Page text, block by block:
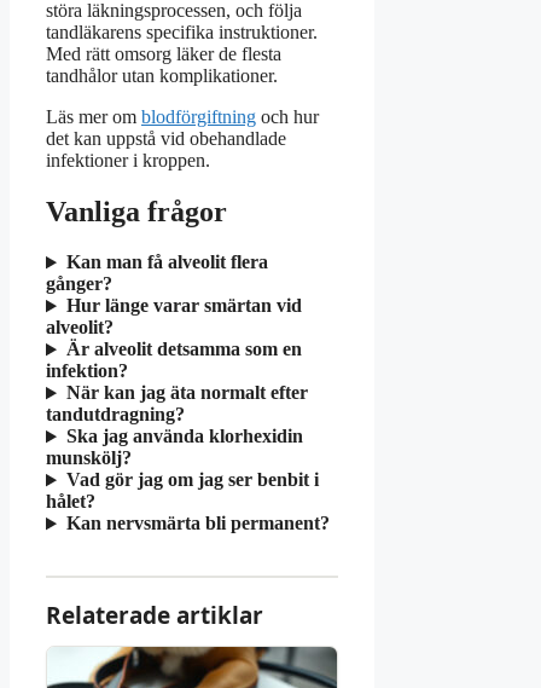
störa läkningsprocessen, och följa
tandläkarens specifika instruktioner.
Med rätt omsorg läker de flesta
tandhålor utan komplikationer.
Läs mer om blodförgiftning och hur
det kan uppstå vid obehandlade
infektioner i kroppen.
Vanliga frågor
Kan man få alveolit flera
gånger?
Hur länge varar smärtan vid
alveolit?
Är alveolit detsamma som en
infektion?
När kan jag äta normalt efter
tandutdragning?
Ska jag använda klorhexidin
munskölj?
Vad gör jag om jag ser benbit i
hålet?
Kan nervsmärta bli permanent?
Relaterade artiklar